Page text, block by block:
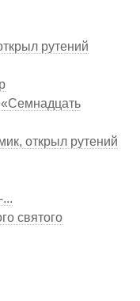
рутений
открыл рутений
святого